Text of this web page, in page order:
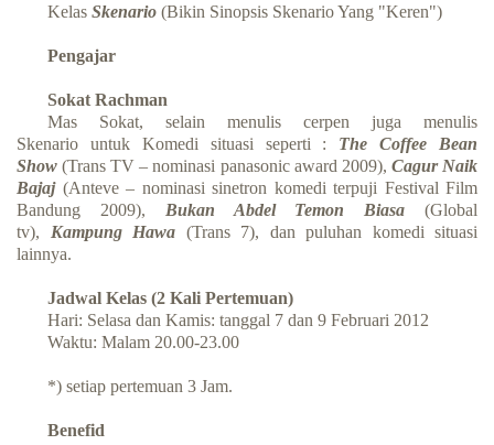
KelasSkenario (Bikin Sinopsis Skenario Yang "Keren")
Pengajar
Sokat Rachman
Mas Sokat, selain menulis cerpen juga menulis
Skenario untuk Komedi situasi seperti : The Coffee Bean
Show(Trans TV – nominasi panasonic award 2009), Cagur Naik
Bajaj(Anteve – nominasi sinetron komedi terpuji Festival Film
Bandung 2009), Bukan Abdel Temon Biasa (Global
tv), Kampung Hawa (Trans 7), dan puluhan komedi situasi
lainnya.
Jadwal Kelas (2 Kali Pertemuan)
Hari: Selasa dan Kamis: tanggal 7 dan 9 Februari 2012
Waktu: Malam 20.00-23.00
*) setiap pertemuan 3 Jam.
Benefid